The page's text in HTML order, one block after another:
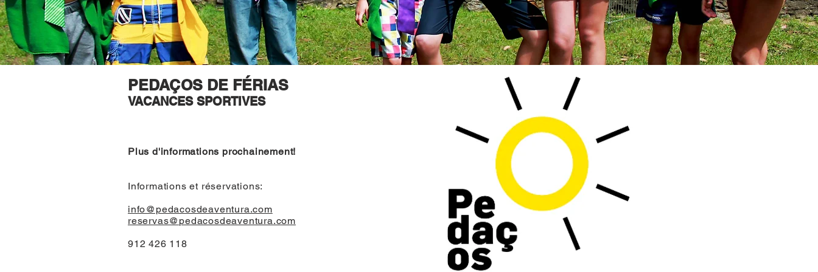
PEDAÇOS DE FÉRIAS
VACANCES SPORTIVES
Plus d'informations prochainement!
Informations et réservations:
info@pedacosdeaventura.com
reservas@pedacosdeaventura.com
912 426 118